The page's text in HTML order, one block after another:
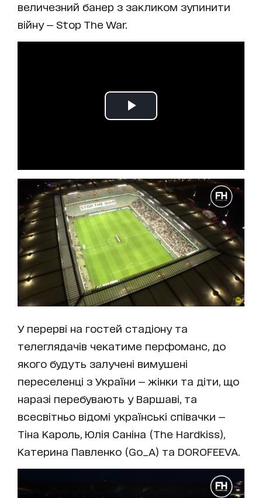
величезний банер з закликом зупинити
війну — Stop The War.
У перерві на гостей стадіону та
телеглядачів чекатиме перфоманс, до
якого будуть залучені вимушені
переселенці з України — жінки та діти, що
наразі перебувають у Варшаві, та
всесвітньо відомі українські співачки —
Тіна Кароль, Юлія Саніна (The Hardkiss),
Катерина Павленко (Go_A) та DOROFEEVA.